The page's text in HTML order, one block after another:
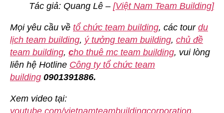
Tác giả: Quang Lê – [Việt Nam Team Building]
Mọi yêu cầu về tổ chức team building, các tour du
lịch team building, ý tưởng team building, chủ đề
team building, cho thuê mc team building, vui lòng
liên hệ Hotline Công ty tổ chức team
building 0901391886.
Xem video tại:
youtube.com/vietnamteambuildingcorporation.